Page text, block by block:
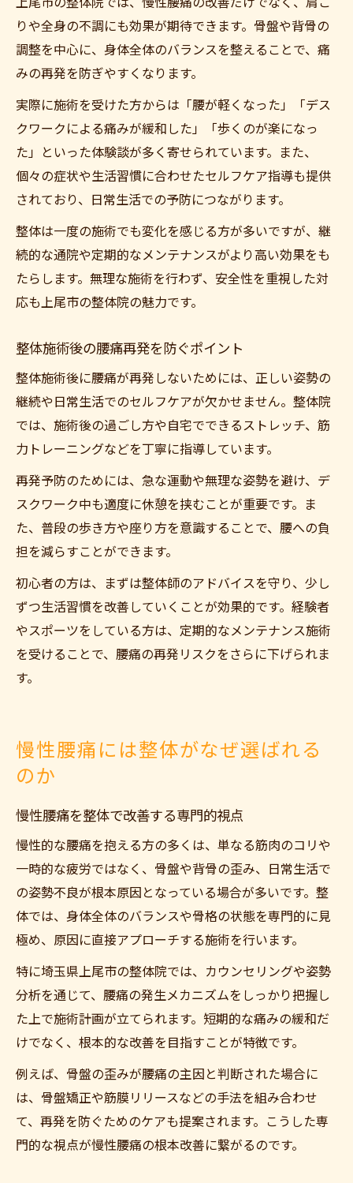
りや全身の不調にも効果が期待できます。骨盤や背骨の
調整を中心に、身体全体のバランスを整えることで、痛
みの再発を防ぎやすくなります。
実際に施術を受けた方からは「腰が軽くなった」「デス
クワークによる痛みが緩和した」「歩くのが楽になっ
た」といった体験談が多く寄せられています。また、
個々の症状や生活習慣に合わせたセルフケア指導も提供
されており、日常生活での予防につながります。
整体は一度の施術でも変化を感じる方が多いですが、継
続的な通院や定期的なメンテナンスがより高い効果をも
たらします。無理な施術を行わず、安全性を重視した対
応も上尾市の整体院の魅力です。
整体施術後の腰痛再発を防ぐポイント
整体施術後に腰痛が再発しないためには、正しい姿勢の
継続や日常生活でのセルフケアが欠かせません。整体院
では、施術後の過ごし方や自宅でできるストレッチ、筋
力トレーニングなどを丁寧に指導しています。
再発予防のためには、急な運動や無理な姿勢を避け、デ
スクワーク中も適度に休憩を挟むことが重要です。ま
た、普段の歩き方や座り方を意識することで、腰への負
担を減らすことができます。
初心者の方は、まずは整体師のアドバイスを守り、少し
ずつ生活習慣を改善していくことが効果的です。経験者
やスポーツをしている方は、定期的なメンテナンス施術
を受けることで、腰痛の再発リスクをさらに下げられま
す。
慢性腰痛には整体がなぜ選ばれる
のか
慢性腰痛を整体で改善する専門的視点
慢性的な腰痛を抱える方の多くは、単なる筋肉のコリや
一時的な疲労ではなく、骨盤や背骨の歪み、日常生活で
の姿勢不良が根本原因となっている場合が多いです。整
体では、身体全体のバランスや骨格の状態を専門的に見
極め、原因に直接アプローチする施術を行います。
特に埼玉県上尾市の整体院では、カウンセリングや姿勢
分析を通じて、腰痛の発生メカニズムをしっかり把握し
た上で施術計画が立てられます。短期的な痛みの緩和だ
けでなく、根本的な改善を目指すことが特徴です。
例えば、骨盤の歪みが腰痛の主因と判断された場合に
は、骨盤矯正や筋膜リリースなどの手法を組み合わせ
て、再発を防ぐためのケアも提案されます。こうした専
門的な視点が慢性腰痛の根本改善に繋がるのです。